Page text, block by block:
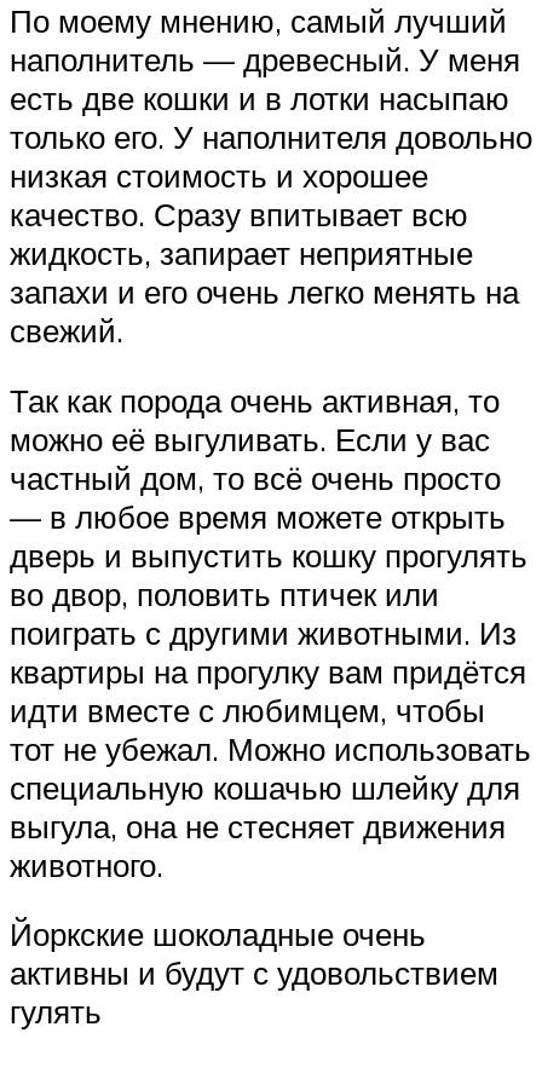
По моему мнению, самый лучший
наполнитель — древесный. У меня
есть две кошки и в лотки насыпаю
только его. У наполнителя довольно
низкая стоимость и хорошее
качество. Сразу впитывает всю
жидкость, запирает неприятные
запахи и его очень легко менять на
свежий.
Так как порода очень активная, то
можно её выгуливать. Если у вас
частный дом, то всё очень просто
— в любое время можете открыть
дверь и выпустить кошку прогулять
во двор, половить птичек или
поиграть с другими животными. Из
квартиры на прогулку вам придётся
идти вместе с любимцем, чтобы
тот не убежал. Можно использовать
специальную кошачью шлейку для
выгула, она не стесняет движения
животного.
Йоркские шоколадные очень
активны и будут с удовольствием
гулять